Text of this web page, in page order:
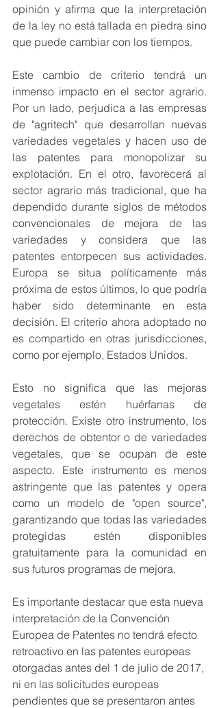
opinión y afirma que la interpretación
de la ley no está tallada en piedra sino
que puede cambiar con los tiempos.
Este cambio de criterio tendrá un
inmenso impacto en el sector agrario.
Por un lado, perjudica a las empresas
de "agritech" que desarrollan nuevas
variedades vegetales y hacen uso de
las patentes para monopolizar su
explotación. En el otro, favorecerá al
sector agrario más tradicional, que ha
dependido durante siglos de métodos
convencionales de mejora de las
variedades y considera que las
patentes entorpecen sus actividades.
Europa se situa políticamente más
próxima de estos últimos, lo que podría
haber sido determinante en esta
decisión. El criterio ahora adoptado no
es compartido en otras jurisdicciones,
como por ejemplo, Estados Unidos.
Esto no significa que las mejoras
vegetales estén huérfanas de
derechos de obtentor o de variedades
vegetales, que se ocupan de este
aspecto. Este instrumento es menos
astringente que las patentes y opera
como un modelo de "open source",
garantizando que todas las variedades
protegidas estén disponibles
gratuitamente para la comunidad en
sus futuros programas de mejora.
Es importante destacar que esta nueva
interpretación de la Convención
Europea de Patentes no tendrá efecto
retroactivo en las patentes europeas
otorgadas antes del 1 de julio de 2017,
ni en las solicitudes europeas
pendientes que se presentaron antes